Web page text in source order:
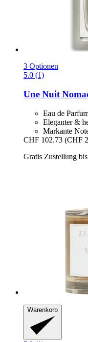
3 Optionen
5.0 (1)
Une Nuit
Eau de
Eleganter &
Markante
CHF 102.73 (CHF
Gratis Zustellung
Warenkorb